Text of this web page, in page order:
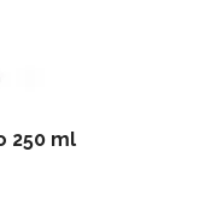
250 ml